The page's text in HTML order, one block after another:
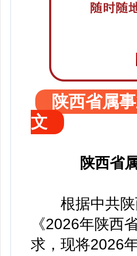
陕西省属
文
陕西省
根据中共陕
《2026年陕西
求，现将2026